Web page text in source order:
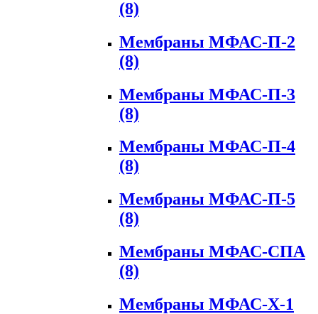
(8)
Мембраны МФАС-П-2
(8)
Мембраны МФАС-П-3
(8)
Мембраны МФАС-П-4
(8)
Мембраны МФАС-П-5
(8)
Мембраны МФАС-СПА
(8)
Мембраны МФАС-Х-1